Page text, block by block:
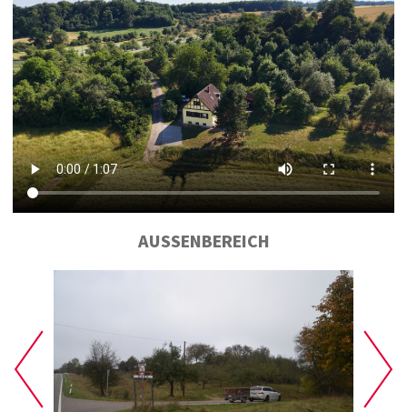
AUSSENBEREICH